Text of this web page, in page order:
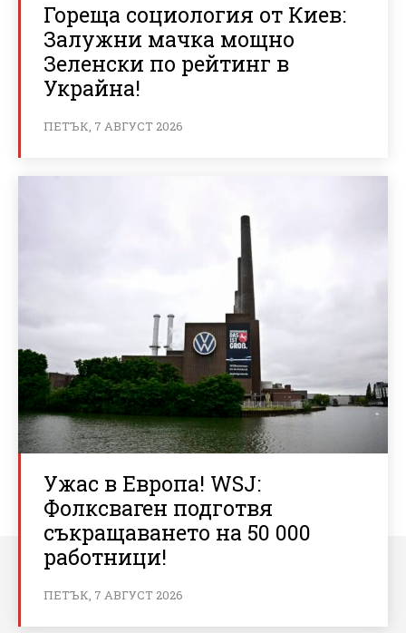
Гореща социология от Киев:
Залужни мачка мощно
Зеленски по рейтинг в
Украйна!
ПЕТЪК, 7 АВГУСТ 2026
Ужас в Европа! WSJ:
Фолксваген подготвя
съкращаването на 50 000
работници!
ПЕТЪК, 7 АВГУСТ 2026